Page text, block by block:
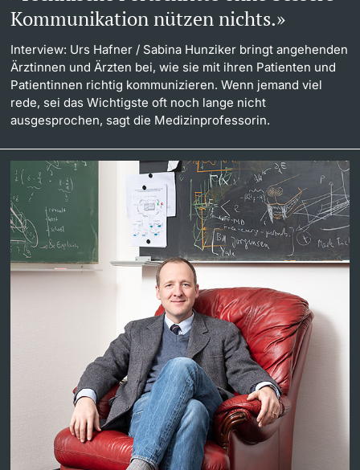
Kommunikation nützen nichts.»
Interview: Urs Hafner / Sabina Hunziker bringt angehenden
Ärztinnen und Ärzten bei, wie sie mit ihren Patienten und
Patientinnen richtig kommunizieren. Wenn jemand viel
rede, sei das Wichtigste oft noch lange nicht
ausgesprochen, sagt die Medizinprofessorin.